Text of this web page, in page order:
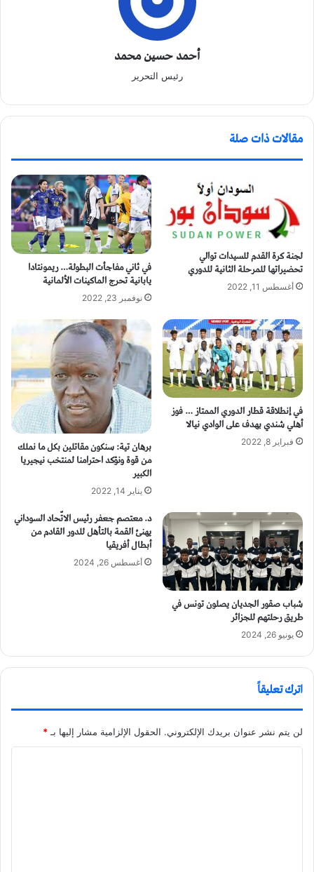
أحمد حسين محمد
رئيس التحرير
مقالات ذات صلة
لجنة كرة القدم للسيدات توالي
تحضيراتها للمرحلة الثانية للدوري
أغسطس 11, 2022
في ثاني مفاجأت البطولة… ريمونتادا
يابانية تحرج الماكينات الألمانية
نوفمبر 23, 2022
في إنطلاقة قطار الدوري الممتاز … فوز
أهلي شندي بهدف على الوادي نيالا
فبراير 8, 2022 برهان تية: سنكون مقاتلين بكل ما نملك
من قوة ونؤكد احترامنا لمنتخب نيجيريا
الكبير
يناير 14, 2022
شباب صقور الجديان يصلون تونس في
طريق رحلتهم للجزائر
يونيو 26, 2024
د. معتصم جعفر رئيس الاتّحاد السوداني
يهنئ القمة بالتأهل للدور القادم من
أبطال أفريقيا
أغسطس 26, 2024
اترك تعليقاً
لن يتم نشر عنوان بريدك الإلكتروني. الحقول الإلزامية مشار إليها بـ*